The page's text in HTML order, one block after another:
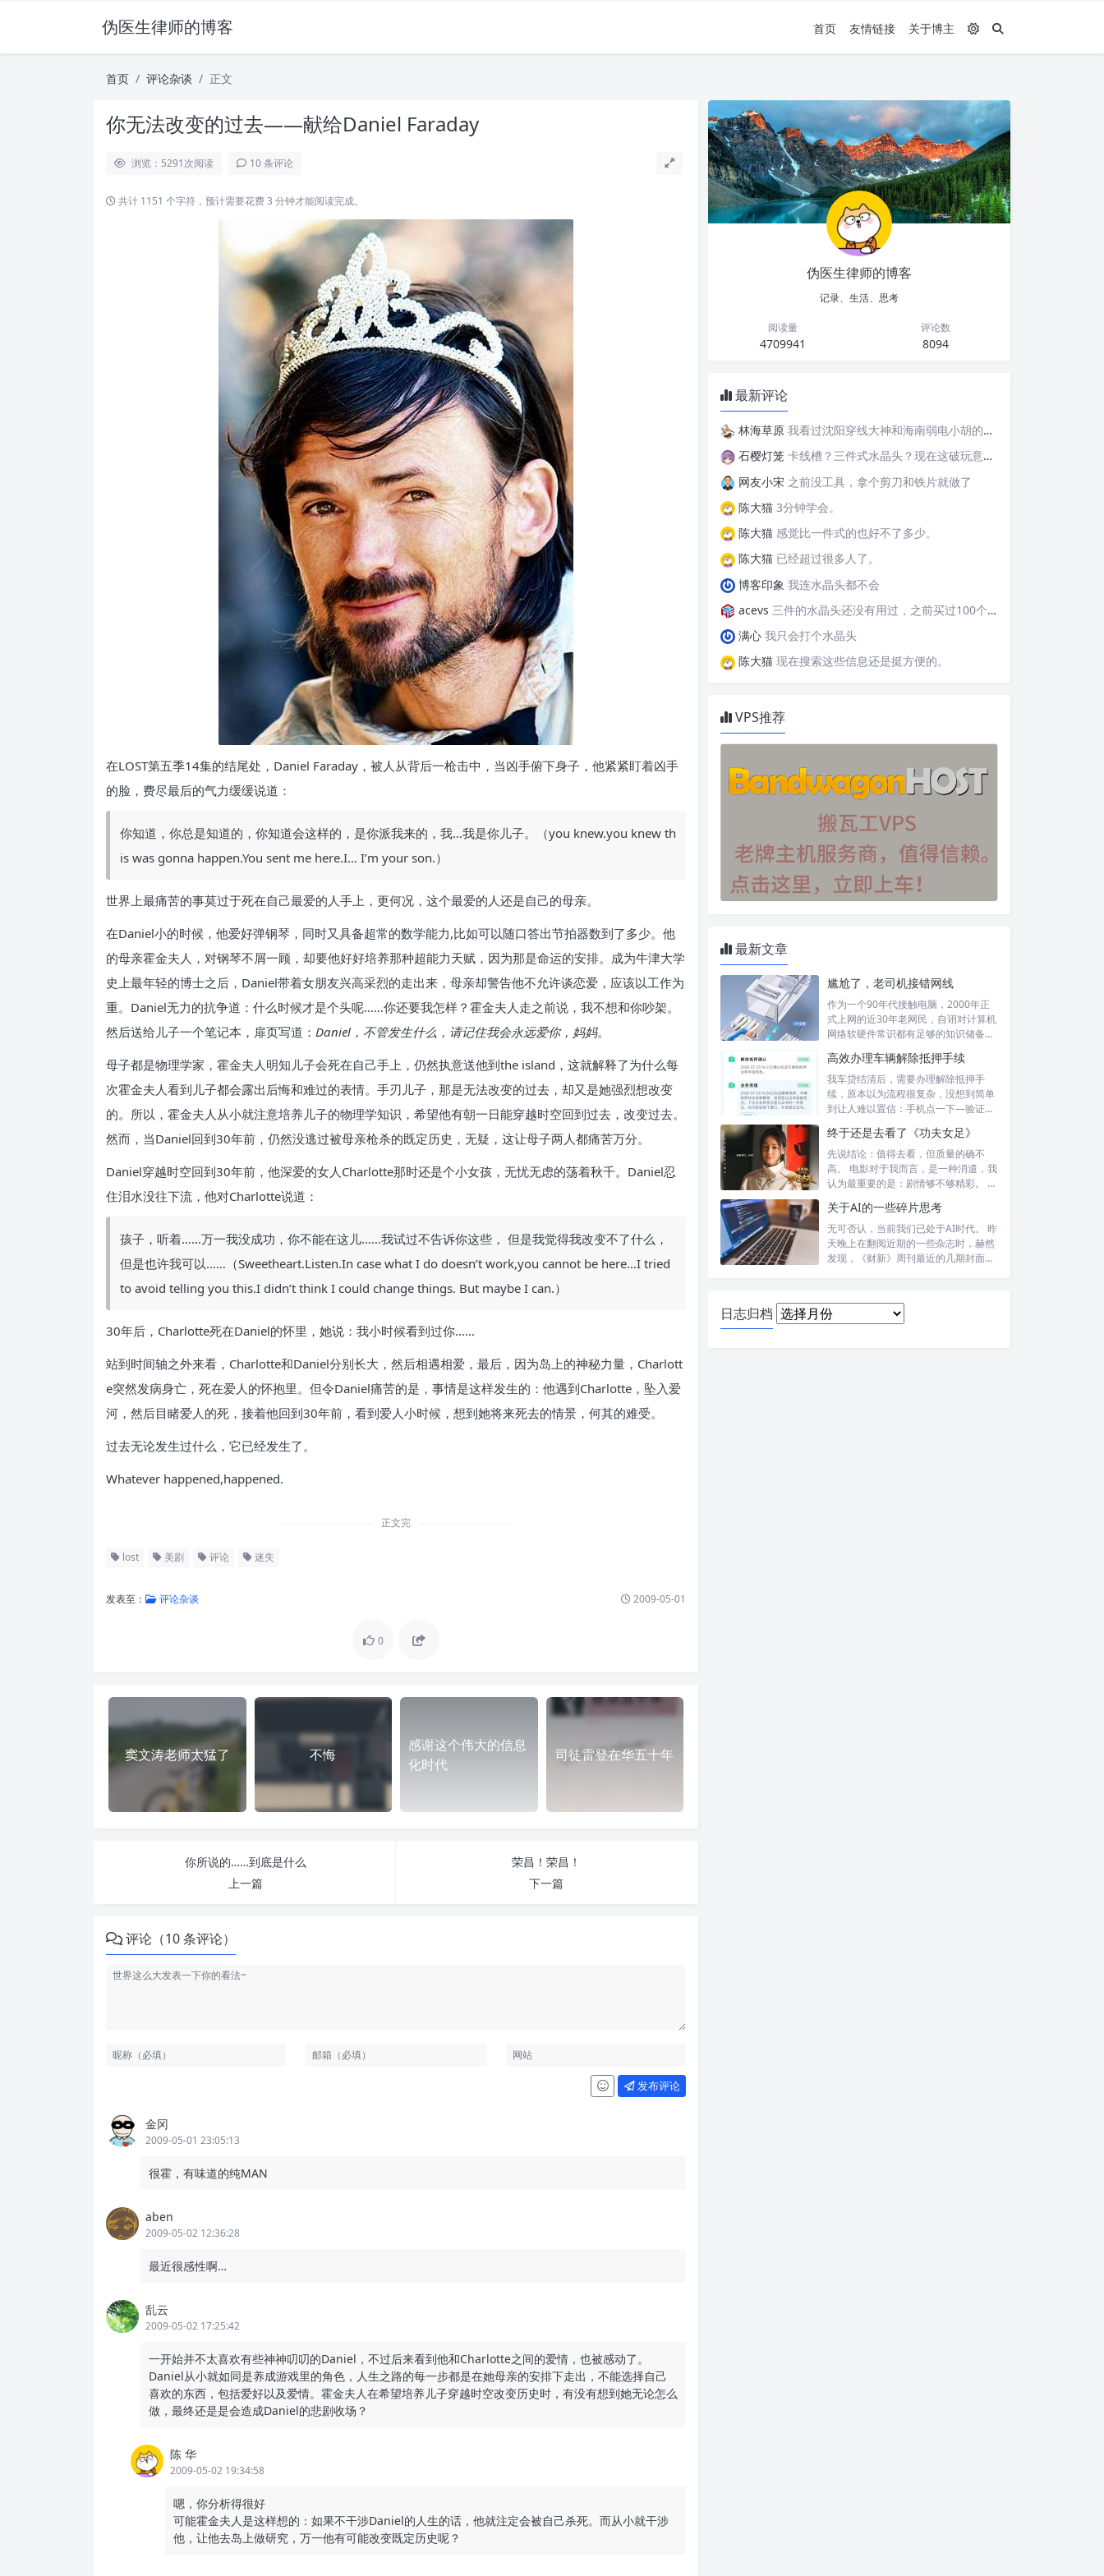
伪医生律师的博客 首页 友情链接 关于博主
首页 评论杂谈 正文
你无法改变的过去——献给Daniel Faraday
浏览：5291次阅读 10 条评论
共计 1151 个字符，预计需要花费 3 分钟才能阅读完成。
在LOST第五季14集的结尾处，Daniel Faraday，被人从背后一枪击中，当凶手俯下身子，他紧紧盯着凶手
的脸，费尽最后的气力缓缓说道：
你知道，你总是知道的，你知道会这样的，是你派我来的，我…我是你儿子。（you knew.you knew th
is was gonna happen.You sent me here.I… I’m your son.）
世界上最痛苦的事莫过于死在自己最爱的人手上，更何况，这个最爱的人还是自己的母亲。
在Daniel小的时候，他爱好弹钢琴，同时又具备超常的数学能力,比如可以随口答出节拍器数到了多少。他
的母亲霍金夫人，对钢琴不屑一顾，却要他好好培养那种超能力天赋，因为那是命运的安排。成为牛津大学
史上最年轻的博士之后，Daniel带着女朋友兴高采烈的走出来，母亲却警告他不允许谈恋爱，应该以工作为
重。Daniel无力的抗争道：什么时候才是个头呢……你还要我怎样？霍金夫人走之前说，我不想和你吵架。
然后送给儿子一个笔记本，扉页写道： Daniel，不管发生什么，请记住我会永远爱你，妈妈。
母子都是物理学家，霍金夫人明知儿子会死在自己手上，仍然执意送他到the island，这就解释了为什么每
次霍金夫人看到儿子都会露出后悔和难过的表情。手刃儿子，那是无法改变的过去，却又是她强烈想改变
的。所以，霍金夫人从小就注意培养儿子的物理学知识，希望他有朝一日能穿越时空回到过去，改变过去。
然而，当Daniel回到30年前，仍然没逃过被母亲枪杀的既定历史，无疑，这让母子两人都痛苦万分。
Daniel穿越时空回到30年前，他深爱的女人Charlotte那时还是个小女孩，无忧无虑的荡着秋千。Daniel忍
住泪水没往下流，他对Charlotte说道：
孩子，听着……万一我没成功，你不能在这儿……我试过不告诉你这些， 但是我觉得我改变不了什么，
但是也许我可以……（Sweetheart.Listen.In case what I do doesn’t work,you cannot be here…I tried
to avoid telling you this.I didn’t think I could change things. But maybe I can.）
30年后，Charlotte死在Daniel的怀里，她说：我小时候看到过你……
站到时间轴之外来看，Charlotte和Daniel分别长大，然后相遇相爱，最后，因为岛上的神秘力量，Charlott
e突然发病身亡，死在爱人的怀抱里。但令Daniel痛苦的是，事情是这样发生的：他遇到Charlotte，坠入爱
河，然后目睹爱人的死，接着他回到30年前，看到爱人小时候，想到她将来死去的情景，何其的难受。
过去无论发生过什么，它已经发生了。
Whatever happened,happened.
正文完
lost 美剧 评论 迷失
发表至： 评论杂谈 2009-05-01
0
窦文涛老师太猛了 不悔
感谢这个伟大的信息
化时代
司徒雷登在华五十年
你所说的……到底是什么
上一篇
荣昌！荣昌！
下一篇
评论（10 条评论）
发布评论
金冈
2009-05-01 23:05:13
很霍，有味道的纯MAN
aben
2009-05-02 12:36:28
最近很感性啊…
乱云
2009-05-02 17:25:42
一开始并不太喜欢有些神神叨叨的Daniel，不过后来看到他和Charlotte之间的爱情，也被感动了。
Daniel从小就如同是养成游戏里的角色，人生之路的每一步都是在她母亲的安排下走出，不能选择自己
喜欢的东西，包括爱好以及爱情。霍金夫人在希望培养儿子穿越时空改变历史时，有没有想到她无论怎么
做，最终还是是会造成Daniel的悲剧收场？
陈 华
2009-05-02 19:34:58
嗯，你分析得很好
可能霍金夫人是这样想的：如果不干涉Daniel的人生的话，他就注定会被自己杀死。而从小就干涉
他，让他去岛上做研究，万一他有可能改变既定历史呢？
伪医生律师的博客
记录、生活、思考
阅读量
4709941
评论数
8094
最新评论
林海草原 我看过沈阳穿线大神和海南弱电小胡的视频，他们做这些的熟练程度，是不是也是建立在这些翻车之上的....
石樱灯笼 卡线槽？三件式水晶头？现在这破玩意变得这么复杂了？
网友小宋 之前没工具，拿个剪刀和铁片就做了
陈大猫 3分钟学会。
陈大猫 感觉比一件式的也好不了多少。
陈大猫 已经超过很多人了。
博客印象 我连水晶头都不会
acevs 三件的水晶头还没有用过，之前买过100个水晶头还没有 用完。
满心 我只会打个水晶头
陈大猫 现在搜索这些信息还是挺方便的。
VPS推荐
最新文章
尴尬了，老司机接错网线
作为一个90年代接触电脑，2000年正
式上网的近30年老网民，自诩对计算机
网络软硬件常识都有足够的知识储备，
高效办理车辆解除抵押手续
我车贷结清后，需要办理解除抵押手
续，原本以为流程很复杂，没想到简单
到让人难以置信：手机点一下—验证头
终于还是去看了《功夫女足》
先说结论：值得去看，但质量的确不
高。 电影对于我而言，是一种消遣，我
认为最重要的是：剧情够不够精彩。 比
关于AI的一些碎片思考
无可否认，当前我们已处于AI时代。 昨
天晚上在翻阅近期的一些杂志时，赫然
发现，《财新》周刊最近的几期封面报
日志归档 日